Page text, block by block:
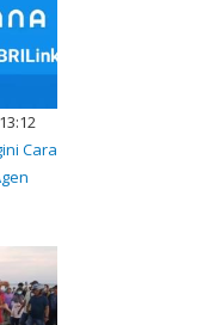
Cara